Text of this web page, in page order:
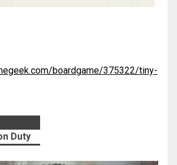
boardgame/375322/tiny-
Duty